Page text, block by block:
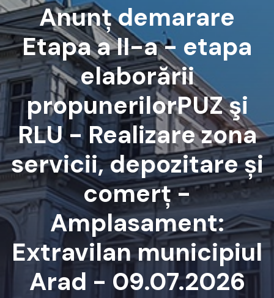
Anunț demarare
Etapa a II-a - etapa
elaborării
propunerilorPUZ şi
RLU - Realizare zona
servicii, depozitare și
comerț -
Amplasament:
Extravilan municipiul
Arad - 09.07.2026